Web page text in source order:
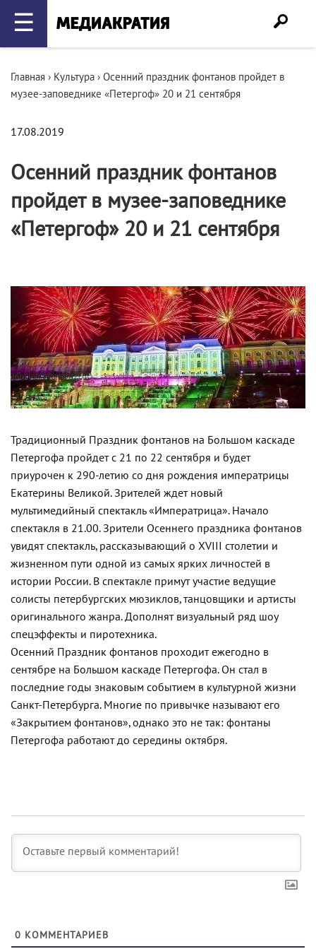
☰
Главная › Культура › Осенний праздник фонтанов пройдет в
музее-заповеднике «Петергоф» 20 и 21 сентября
17.08.2019
Осенний праздник фонтанов
пройдет в музее-заповеднике
«Петергоф» 20 и 21 сентября
Традиционный Праздник фонтанов на Большом каскаде
Петергофа пройдет с 21 по 22 сентября и будет
приурочен к 290-летию со дня рождения императрицы
Екатерины Великой. Зрителей ждет новый
мультимедийный спектакль «Императрица». Начало
спектакля в 21.00.Зрители Осеннего праздника фонтанов
увидят спектакль, рассказывающий о XVIII столетии и
жизненном пути одной из самых ярких личностей в
истории России. В спектакле примут участие ведущие
солисты петербургских мюзиклов, танцовщики и артисты
оригинального жанра. Дополнят визуальный ряд шоу
спецэффекты и пиротехника.
Осенний Праздник фонтанов проходит ежегодно в
сентябре на Большом каскаде Петергофа. Он стал в
последние годы знаковым событием в культурной жизни
Санкт-Петербурга. Многие по привычке называют его
«Закрытием фонтанов», однако это не так: фонтаны
Петергофа работают до середины октября.
0 КОММЕНТАРИЕВ